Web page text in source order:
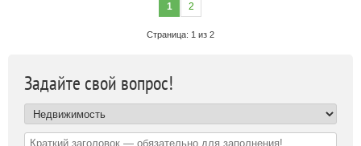
1 2
Страница: 1 из 2
Задайте свой вопрос!